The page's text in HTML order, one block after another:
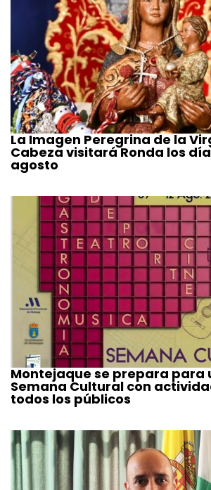
La Imagen Peregrina de la
Cabeza visitará Ronda los
agosto
Montejaque se prepara para
Semana Cultural con
todos los públicos